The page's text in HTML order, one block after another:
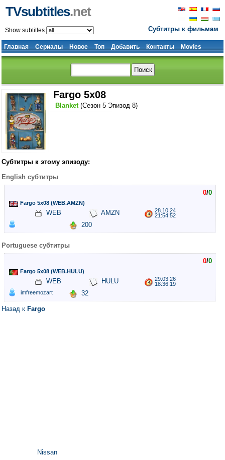
Субтитры к фильмам
TVsubtitles.net
Главная Сериалы Новое Топ Добавить Контакты Movies
Show subtitles
Fargo 5x08
Blanket(Сезон 5 Эпизод 8)
Субтитры к этому эпизоду:
English субтитры
0/0
Fargo 5x08 (WEB.AMZN)
WEB AMZN
28.10.24
21:54:52
200
Portuguese субтитры
0/0
Fargo 5x08 (WEB.HULU)
WEB HULU
29.03.26
18:36:19
imfreemozart
32
Назад к Fargo
Nissan